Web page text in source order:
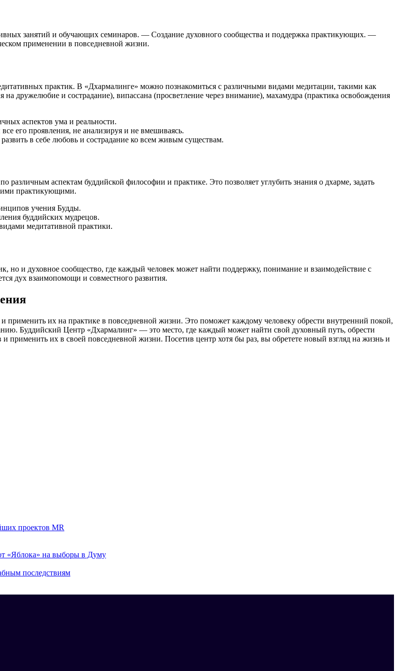
занятий и обучающих семинаров. — Создание духовного сообщества и поддержка практикующих. —
применении в повседневной жизни.
практик. В «Дхармалинге» можно познакомиться с различными видами медитации, такими как
на дружелюбие и сострадание), випассана (просветление через внимание), махамудра (практика освобождения
аспектов ума и реальности.
его проявления, не анализируя и не вмешиваясь.
в себе любовь и сострадание ко всем живым существам.
аспектам буддийской философии и практике. Это позволяет углубить знания о дхарме, задать
практикующими.
учения Будды.
буддийских мудрецов.
медитативной практики.
но и духовное сообщество, где каждый человек может найти поддержку, понимание и взаимодействие с
дух взаимопомощи и совместного развития.
их на практике в повседневной жизни. Это поможет каждому человеку обрести внутренний покой,
Буддийский Центр «Дхармалинг» — это место, где каждый может найти свой духовный путь, обрести
их в своей повседневной жизни. Посетив центр хотя бы раз, вы обретете новый взгляд на жизнь и
проектов MR
«Яблока» на выборы в Думу
последствиям